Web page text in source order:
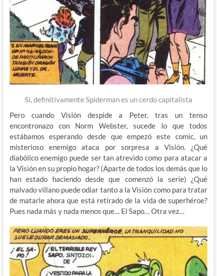
Si, definitivamente Spiderman es un cerdo capitalista
Pero cuando Visión despide a Peter, tras un tenso
encontronazo con Norm Webster, sucede lo que todos
estábamos esperando desde que empezó este comic, un
misterioso enemigo ataca por sorpresa a Visión. ¿Qué
diabólico enemigo puede ser tan atrevido como para atacar a
la Visión en su propio hogar? (Aparte de todos los demás que lo
han estado haciendo desde que comenzó la serie) ¿Qué
malvado villano puede odiar tanto a la Visión como para tratar
de matarle ahora que está retirado de la vida de superhéroe?
Pues nada más y nada menos que… El Sapo… Otra vez…